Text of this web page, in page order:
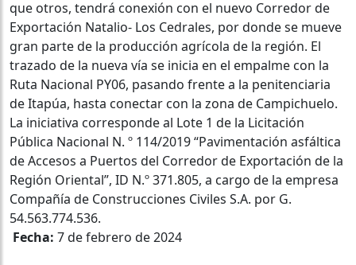
que otros, tendrá conexión con el nuevo Corredor de
Exportación Natalio- Los Cedrales, por donde se mueve
gran parte de la producción agrícola de la región. El
trazado de la nueva vía se inicia en el empalme con la
Ruta Nacional PY06, pasando frente a la penitenciaria
de Itapúa, hasta conectar con la zona de Campichuelo.
La iniciativa corresponde al Lote 1 de la Licitación
Pública Nacional N. º 114/2019 “Pavimentación asfáltica
de Accesos a Puertos del Corredor de Exportación de la
Región Oriental”, ID N.º 371.805, a cargo de la empresa
Compañía de Construcciones Civiles S.A. por G.
54.563.774.536.
Fecha: 7 de febrero de 2024